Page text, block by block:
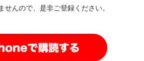
んので、是非ご登録ください。